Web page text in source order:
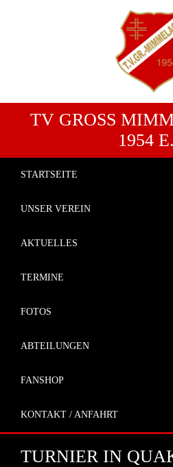
TV GROSS
954
STARTSEITE
UNSER VEREIN
AKTUELLES
TERMINE
FOTOS
ABTEILUNGEN
FANSHOP
KONTAKT / ANFAHRT
TURNIER IN